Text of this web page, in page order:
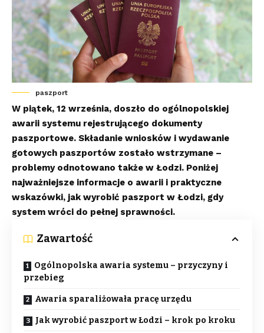
paszport
W piątek, 12 września, doszło do ogólnopolskiej
awarii systemu rejestrującego dokumenty
paszportowe. Składanie wniosków i wydawanie
gotowych paszportów zostało wstrzymane –
problemy odnotowano także w Łodzi. Poniżej
najważniejsze informacje o awarii i praktyczne
wskazówki, jak wyrobić paszport w Łodzi, gdy
system wróci do pełnej sprawności.
Zawartość
Ogólnopolska awaria systemu – przyczyny i
przebieg
Awaria sparaliżowała pracę urzędu
Jak wyrobić paszport w Łodzi – krok po kroku